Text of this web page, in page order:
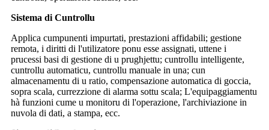
Sistema di Cuntrollu
Applica cumpunenti impurtati, prestazioni affidabili; gestione
remota, i diritti di l'utilizatore ponu esse assignati, uttene i
prucessi basi di gestione di u prughjettu; cuntrollu intelligente,
cuntrollu automaticu, cuntrollu manuale in una; cun
almacenamentu di u ratio, compensazione automatica di goccia,
sopra scala, currezzione di alarma sottu scala; L'equipaggiamentu
hà funzioni cume u monitoru di l'operazione, l'archiviazione in
nuvola di dati, a stampa, ecc.